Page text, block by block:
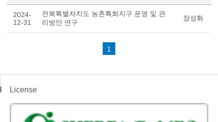
2024-
12-31
전북특별자치도 농촌특화지구 운영 및 관
리방안 연구
장성화
1
License